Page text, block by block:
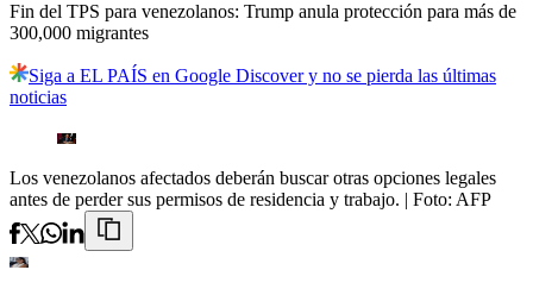
Fin del TPS para venezolanos: Trump anula protección para más de
300,000 migrantes
Siga a EL PAÍS en Google Discover y no se pierda las últimas
noticias
Los venezolanos afectados deberán buscar otras opciones legales
antes de perder sus permisos de residencia y trabajo. | Foto: AFP